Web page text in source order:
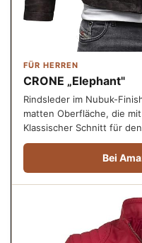
FÜR HERREN
CRONE „Elephant"
Rindsleder im Nubuk-
matten Oberfläche, die
Klassischer Schnitt für
Bei